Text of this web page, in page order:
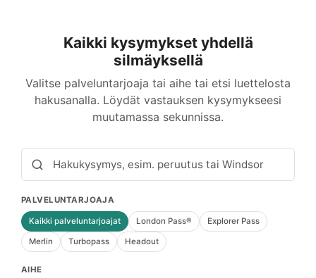
Kaikki kysymykset yhdellä
silmäyksellä
Valitse palveluntarjoaja tai aihe tai etsi luettelosta
hakusanalla. Löydät vastauksen kysymykseesi
muutamassa sekunnissa.
PALVELUNTARJOAJA
Kaikki palveluntarjoajat London Pass® Explorer Pass
Merlin Turbopass Headout
AIHE